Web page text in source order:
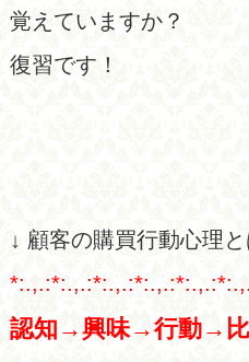
覚えていますか？
復習です！
↓ 顧客の購買行動心理と
認知→興味→行動→